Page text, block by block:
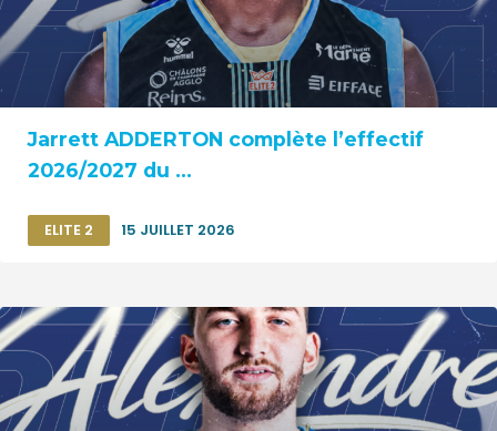
Jarrett ADDERTON complète l’effectif
2026/2027 du ...
ELITE 2 15 JUILLET 2026